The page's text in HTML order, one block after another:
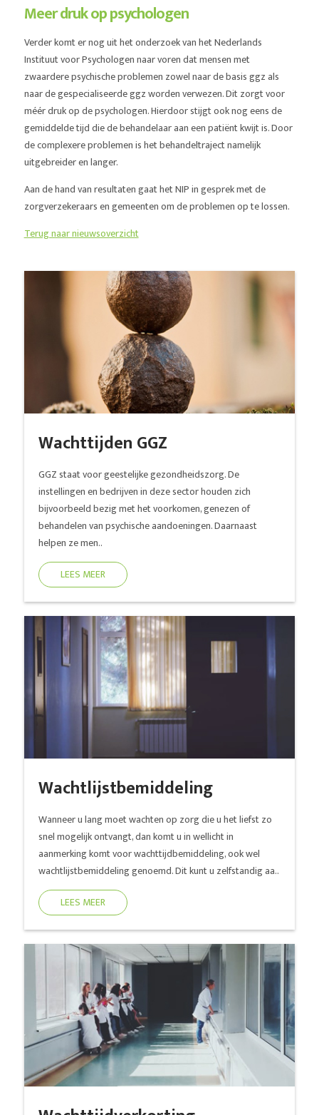
Meer druk op psychologen
Verder komt er nog uit het onderzoek van het Nederlands
Instituut voor Psychologen naar voren dat mensen met
zwaardere psychische problemen zowel naar de basis ggz als
naar de gespecialiseerde ggz worden verwezen. Dit zorgt voor
méér druk op de psychologen. Hierdoor stijgt ook nog eens de
gemiddelde tijd die de behandelaar aan een patiënt kwijt is. Door
de complexere problemen is het behandeltraject namelijk
uitgebreider en langer.
Aan de hand van resultaten gaat het NIP in gesprek met de
zorgverzekeraars en gemeenten om de problemen op te lossen.
Terug naar nieuwsoverzicht
Wachttijden GGZ
GGZ staat voor geestelijke gezondheidszorg. De
instellingen en bedrijven in deze sector houden zich
bijvoorbeeld bezig met het voorkomen, genezen of
behandelen van psychische aandoeningen. Daarnaast
helpen ze men..
LEES MEER
Wachtlijstbemiddeling
Wanneer u lang moet wachten op zorg die u het liefst zo
snel mogelijk ontvangt, dan komt u in wellicht in
aanmerking komt voor wachttijdbemiddeling, ook wel
wachtlijstbemiddeling genoemd. Dit kunt u zelfstandig aa..
LEES MEER